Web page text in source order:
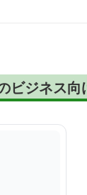
ビジネス向